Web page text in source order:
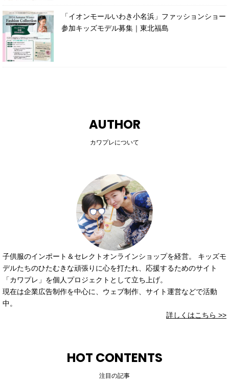
「イオンモールいわき小名浜」ファッションショー
参加キッズモデル募集｜東北福島
AUTHOR
カワプレについて
子供服のインポート＆セレクトオンラインショップを経営。 キッズモ
デルたちのひたむきな頑張りに心を打たれ、応援するためのサイト
「カワプレ」を個人プロジェクトとして立ち上げ。
現在は企業広告制作を中心に、ウェブ制作、サイト運営などで活動
中。
詳しくはこちら >>
HOT CONTENTS
注目の記事